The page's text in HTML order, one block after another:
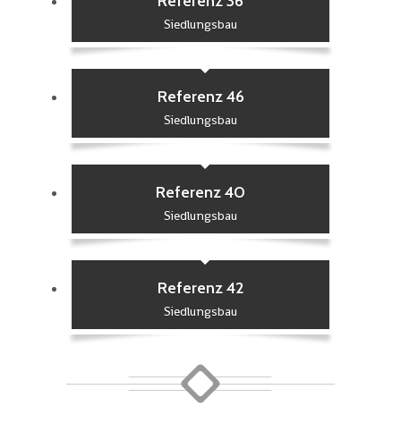
Siedlungsbau
Referenz 46
Siedlungsbau
Referenz 40
Siedlungsbau
Referenz 42
Siedlungsbau